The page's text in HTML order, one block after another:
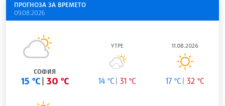
ПРОГНОЗА ЗА ВРЕМЕТО
09.08.2026
СОФИЯ
15 °C 30 °C
УТРЕ
14 °C 31 °C
11.08.2026
17 °C 32 °C